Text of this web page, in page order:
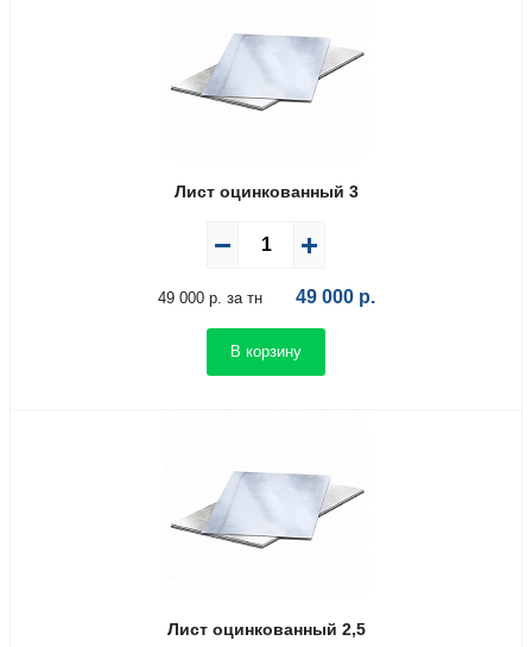
Лист оцинкованный 3
49 000 р. за тн 49 000р.
В корзину
Лист оцинкованный 2,5